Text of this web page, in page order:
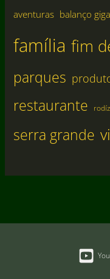
aventuras balanço
família fim
parques
restaurante
serra grande